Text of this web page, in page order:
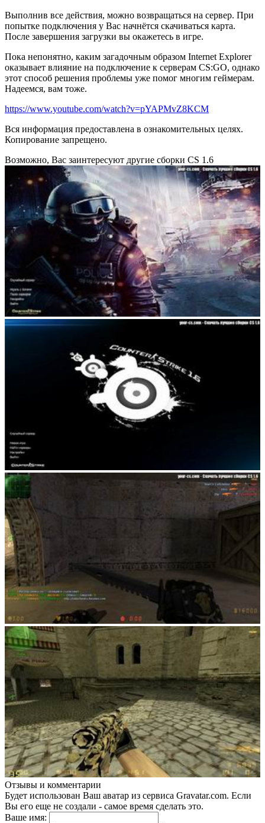
Выполнив все действия, можно возвращаться на сервер. При
попытке подключения у Вас начнётся скачиваться карта.
После завершения загрузки вы окажетесь в игре.
Пока непонятно, каким загадочным образом Internet Explorer
оказывает влияние на подключение к серверам CS:GO, однако
этот способ решения проблемы уже помог многим геймерам.
Надеемся, вам тоже.
https://www.youtube.com/watch?v=pYAPMvZ8KCM
Вся информация предоставлена в ознакомительных целях.
Копирование запрещено.
Возможно, Вас заинтересуют другие сборки CS 1.6
Отзывы и комментарии
Будет использован Ваш аватар из сервиса Gravatar.com. Если
Вы его еще не создали - самое время сделать это.
Ваше имя: